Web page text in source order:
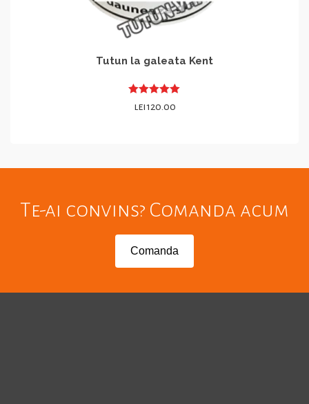
Tutun la galeata Kent
Evaluat la
5.00din 5
lei120.00
Te-ai convins? Comanda acum
Comanda